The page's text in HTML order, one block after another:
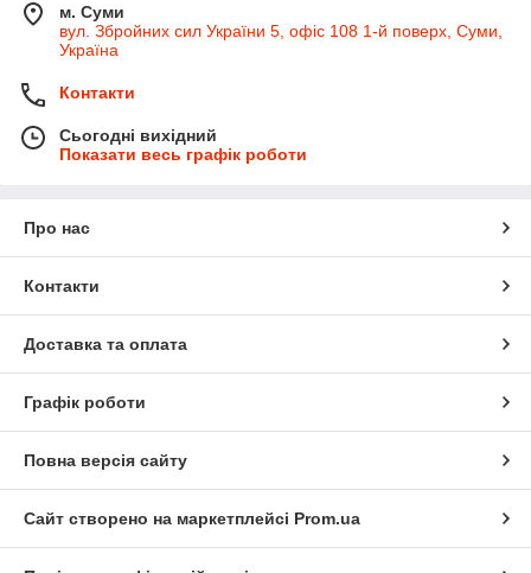
м. Суми
вул. Збройних сил України 5, офіс 108 1-й поверх, Суми,
Україна
Контакти
Сьогодні вихідний
Показати весь графік роботи
Про нас
Контакти
Доставка та оплата
Графік роботи
Повна версія сайту
Сайт створено на маркетплейсі Prom.ua